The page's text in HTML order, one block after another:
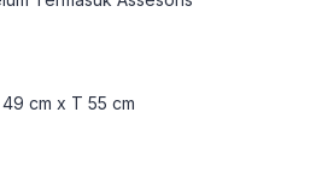
cm x T 55 cm